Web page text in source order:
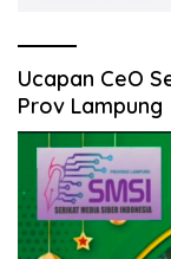
Ucapan CeO
Prov Lampung